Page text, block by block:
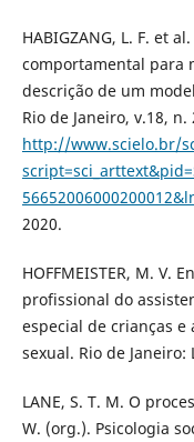
HABIGZANG, L. F. et
comportamental para
descrição de um
Rio de Janeiro, v.18,
http://www.scielo.br/
2020.
HOFFMEISTER, M. V.
profissional do
especial de crianças e
sexual. Rio de Janeiro:
LANE, S. T. M. O
W. (org.). Psicologia